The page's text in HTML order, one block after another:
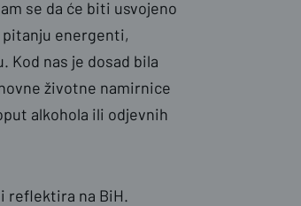
se da će biti usvojeno
pitanju energenti,
Kod nas je dosad bila
životne namirnice
alkohola ili odjevnih
reflektira na BiH.